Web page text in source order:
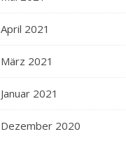
April 2021
März 2021
Januar 2021
Dezember 2020